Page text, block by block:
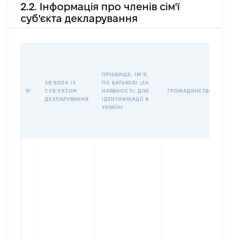
2.2. Інформація про членів сім'ї
суб'єкта декларування
№
ЗВʼЯЗОК ІЗ
СУБʼЄКТОМ
ДЕКЛАРУВАННЯ
ПРІЗВИЩЕ, ІМʼЯ,
ПО БАТЬКОВІ (ЗА
НАЯВНОСТІ) ДЛЯ
ІДЕНТИФІКАЦІЇ В
УКРАЇНІ
ГРОМАДЯНСТВО